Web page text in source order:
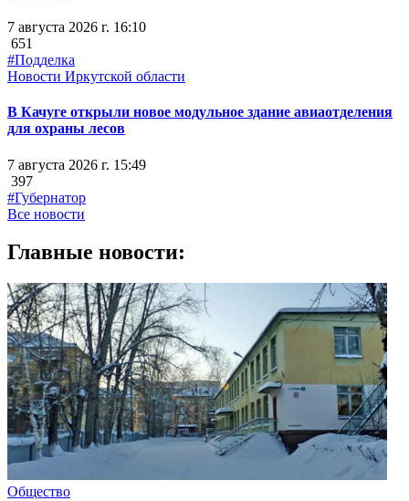
7 августа 2026 г. 16:10
651
#Подделка
Новости Иркутской области
В Качуге открыли новое модульное здание авиаотделения
для охраны лесов
7 августа 2026 г. 15:49
397
#Губернатор
Все новости
Главные новости:
Общество